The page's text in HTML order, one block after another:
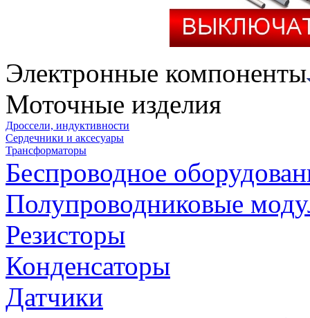
Электронные компоненты
Моточные изделия
Дроссели, индуктивности
Сердечники и аксесуары
Трансформаторы
Беспроводное
Полупроводниковые
Резисторы
Конденсаторы
Датчики